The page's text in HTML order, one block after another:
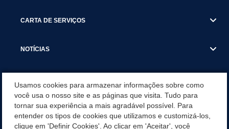
CARTA DE SERVIÇOS
NOTÍCIAS
VISITE SÃO VICENTE
Usamos cookies para armazenar informações sobre como
você usa o nosso site e as páginas que visita. Tudo para
tornar sua experiência a mais agradável possível. Para
entender os tipos de cookies que utilizamos e customizá-los,
clique em 'Definir Cookies'. Ao clicar em 'Aceitar', você